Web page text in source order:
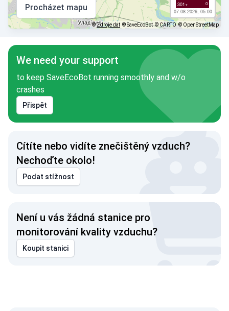
301+ 0
07.08.2026, 05:00
Procházet mapu
©Zdroje dat © SaveEcoBot © CARTO © OpenStreetMap
We need your support
to keep SaveEcoBot running smoothly and w/o
crashes
Přispět
Cítíte nebo vidíte znečištěný vzduch?
Nechoďte okolo!
Podat stížnost
Není u vás žádná stanice pro
monitorování kvality vzduchu?
Koupit stanici